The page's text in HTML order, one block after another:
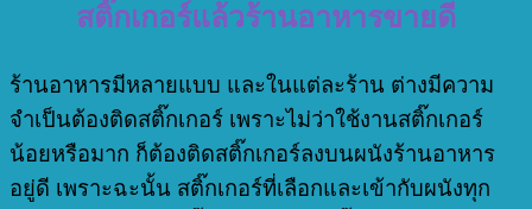
สติ๊กเกอร์แล้วร้านอาหารขายดี
ร้านอาหารมีหลายแบบ และในแต่ละร้าน ต่างมีความ
จำเป็นต้องติดสติ๊กเกอร์ เพราะไม่ว่าใช้งานสติ๊กเกอร์
น้อยหรือมาก ก็ต้องติดสติ๊กเกอร์ลงบนผนังร้านอาหาร
อยู่ดี เพราะฉะนั้น สติ๊กเกอร์ที่เลือกและเข้ากับผนังทุก